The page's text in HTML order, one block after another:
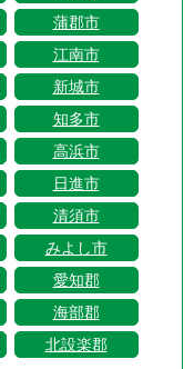
蒲郡市
江南市
新城市
知多市
高浜市
日進市
清須市
みよし市
愛知郡
海部郡
北設楽郡